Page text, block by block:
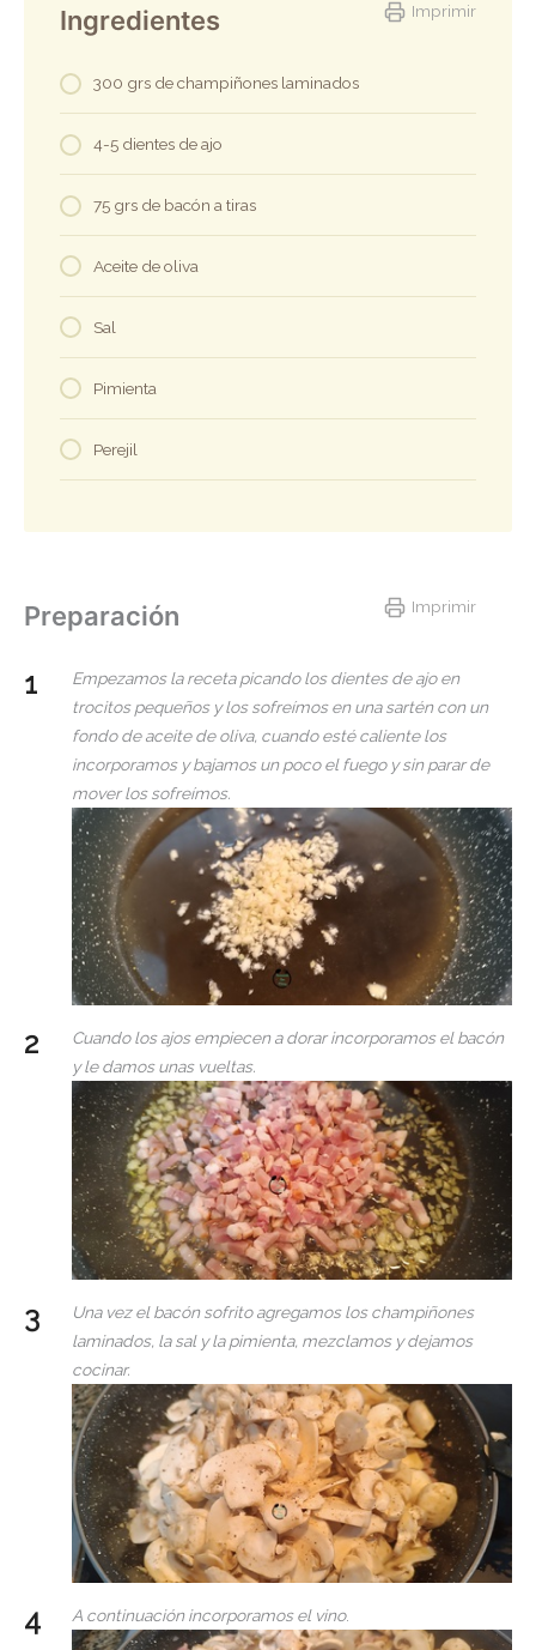
Imprimir
Ingredientes
300 grs de champiñones laminados
4-5 dientes de ajo
75 grs de bacón a tiras
Aceite de oliva
Sal
Pimienta
Perejil
Imprimir
Preparación
Empezamos la receta picando los dientes de ajo en
trocitos pequeños y los sofreímos en una sartén con un
fondo de aceite de oliva, cuando esté caliente los
incorporamos y bajamos un poco el fuego y sin parar de
mover los sofreímos.
Cuando los ajos empiecen a dorar incorporamos el bacón
y le damos unas vueltas.
Una vez el bacón sofrito agregamos los champiñones
laminados, la sal y la pimienta, mezclamos y dejamos
cocinar.
A continuación incorporamos el vino.